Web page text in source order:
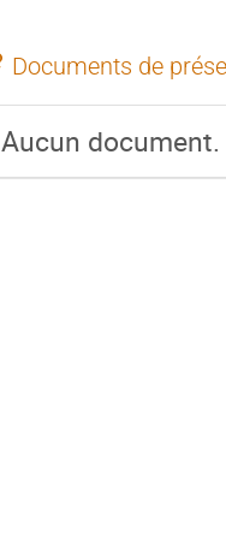
Documents de
Aucun document.